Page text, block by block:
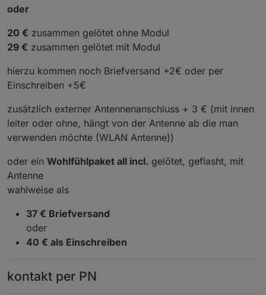
oder
20 € zusammen gelötet ohne Modul
29 € zusammen gelötet mit Modul
hierzu kommen noch Briefversand +2€ oder per
Einschreiben +5€
zusätzlich externer Antennenanschluss + 3 € (mit innen
leiter oder ohne, hängt von der Antenne ab die man
verwenden möchte (WLAN Antenne))
oder ein Wohlfühlpaket all incl. gelötet, geflasht, mit
Antenne
wahlweise als
37 € Briefversand
oder
40 € als Einschreiben
kontakt per PN